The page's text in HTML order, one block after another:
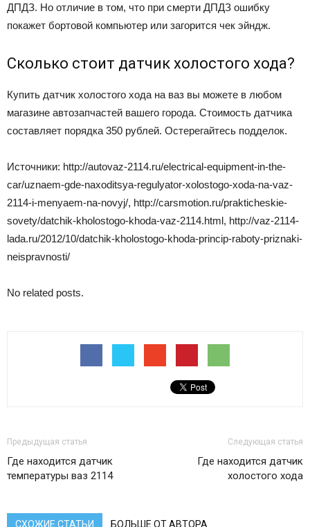
ДПДЗ. Но отличие в том, что при смерти ДПДЗ ошибку
покажет бортовой компьютер или загорится чек эйндж.
Сколько стоит датчик холостого хода?
Купить датчик холостого хода на ваз вы можете в любом
магазине автозапчастей вашего города. Стоимость датчика
составляет порядка 350 рублей. Остерегайтесь подделок.
Источники: http://autovaz-2114.ru/electrical-equipment-in-the-
car/uznaem-gde-naxoditsya-regulyator-xolostogo-xoda-na-vaz-
2114-i-menyaem-na-novyj/, http://carsmotion.ru/prakticheskie-
sovety/datchik-kholostogo-khoda-vaz-2114.html, http://vaz-2114-
lada.ru/2012/10/datchik-kholostogo-khoda-princip-raboty-priznaki-
neispravnosti/
No related posts.
Предыдущая статья
Где находится датчик
температуры ваз 2114
Следующая статья
Где находится датчик
холостого хода
СХОЖИЕ СТАТЬИ БОЛЬШЕ ОТ АВТОРА